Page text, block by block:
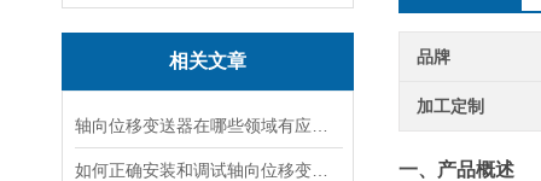
相关文章 品牌
加工定制
一、产品概述